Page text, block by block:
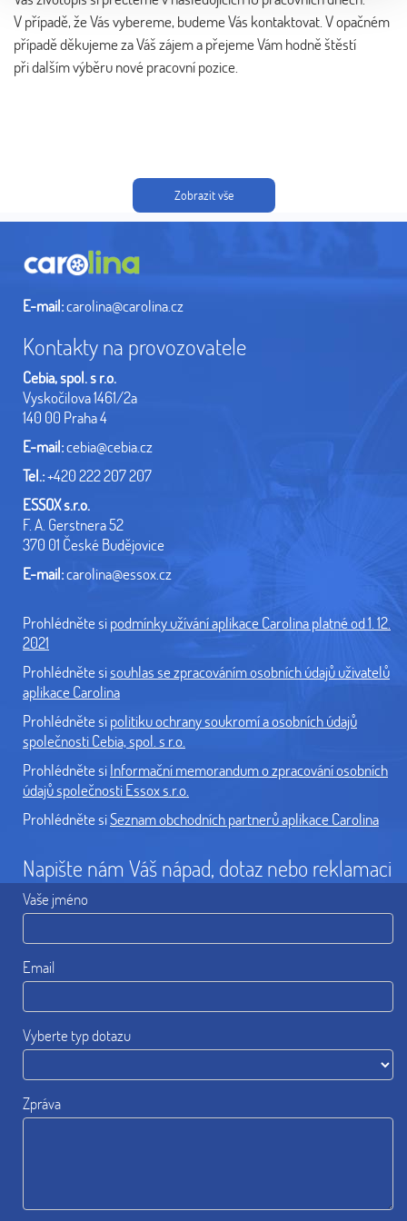
V případě, že Vás vybereme, budeme Vás kontaktovat. V opačném
případě děkujeme za Váš zájem a přejeme Vám hodně štěstí
při dalším výběru nové pracovní pozice.
Zobrazit vše
E-mail:carolina@carolina.cz
Kontakty na provozovatele
Cebia, spol. s r.o.
Vyskočilova 1461/2a
140 00 Praha 4
E-mail:cebia@cebia.cz
Tel.:+420 222 207 207
ESSOX s.r.o.
F. A. Gerstnera 52
370 01 České Budějovice
E-mail:carolina@essox.cz
Prohlédněte sipodmínky užívání aplikace Carolina platné od 1. 12.
2021
Prohlédněte sisouhlas se zpracováním osobních údajů uživatelů
aplikace Carolina
Prohlédněte sipolitiku ochrany soukromí a osobních údajů
společnosti Cebia, spol. s r.o.
Prohlédněte siInformační memorandum o zpracování osobních
údajů společnosti Essox s.r.o.
Prohlédněte siSeznam obchodních partnerů aplikace Carolina
Napište nám Váš nápad, dotaz nebo reklamaci
Vaše jméno
Email
Vyberte typ dotazu
Zpráva